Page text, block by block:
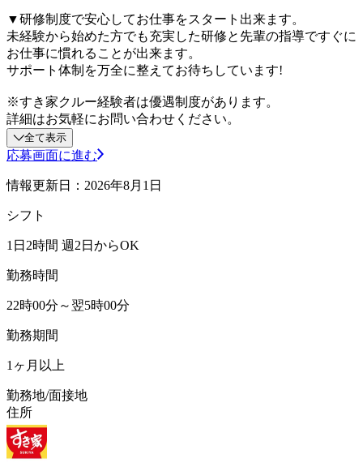
▼研修制度で安心してお仕事をスタート出来ます。
未経験から始めた方でも充実した研修と先輩の指導ですぐに
お仕事に慣れることが出来ます。
サポート体制を万全に整えてお待ちしています!
※すき家クルー経験者は優遇制度があります。
詳細はお気軽にお問い合わせください。
全て表示
応募画面に進む
情報更新日：2026年8月1日
シフト
1日2時間 週2日からOK
勤務時間
22時00分～翌5時00分
勤務期間
1ヶ月以上
勤務地/面接地
住所